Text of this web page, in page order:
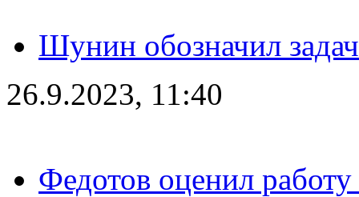
Шунин обозначил
26.9.2023, 11:40
Федотов оценил